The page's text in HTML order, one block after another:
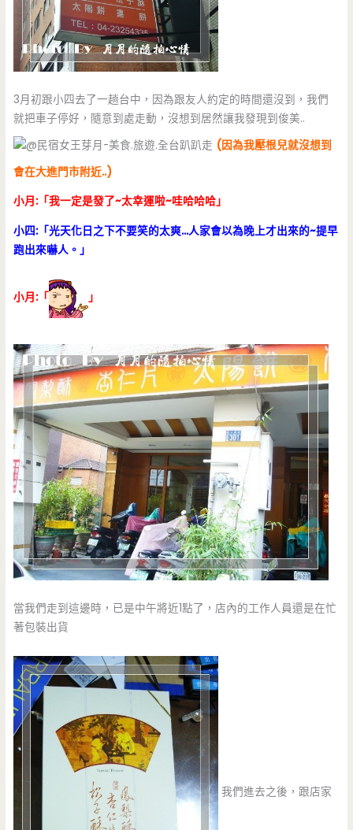
3月初跟小四去了一趟台中，因為跟友人約定的時間還沒到，我們
就把車子停好，隨意到處走動，沒想到居然讓我發現到俊美..
(因為我壓根兒就沒想到
會在大進門市附近..)
小月:「我一定是發了~太幸運啦~哇哈哈哈」
小四:「光天化日之下不要笑的太爽…人家會以為晚上才出來的~提早
跑出來嚇人。」
小月:「 」
當我們走到這邊時，已是中午將近1點了，店內的工作人員還是在忙
著包裝出貨
我們進去之後，跟店家